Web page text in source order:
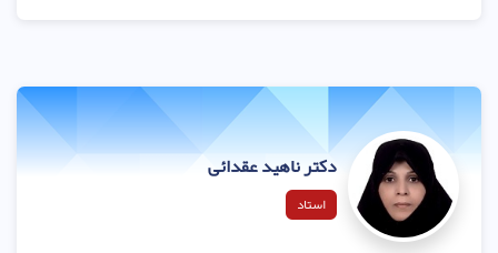
دکتر ناهید عقدائی
استاد